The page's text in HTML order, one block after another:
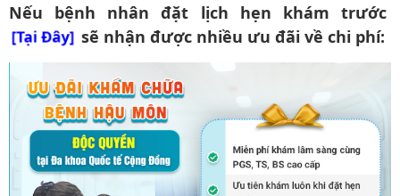
Nếu bệnh nhân đặt lịch hẹn khám trước
[Tại Đây] sẽ nhận được nhiều ưu đãi về chi phí: